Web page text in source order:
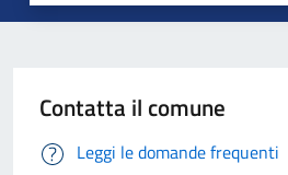
Contatta il comune
Leggi le domande frequenti